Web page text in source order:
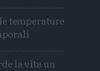
temperature
la vita un